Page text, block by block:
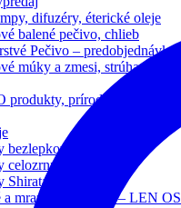
difuzéry, éterické oleje
balené pečivo, chlieb
Pečivo – predobjednávka
múky a zmesi, strúhanka,
produkty, prírodná kozmetika
bezlepkové
celozrnné, bezvaječné
Shirataki
a mrazené výrobky – LEN